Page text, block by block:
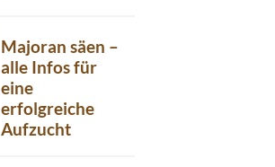
Majoran säen –
alle Infos für
eine
erfolgreiche
Aufzucht